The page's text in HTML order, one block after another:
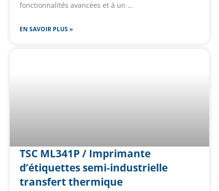
fonctionnalités avancées et à un …
EN SAVOIR PLUS »
TSC ML341P / Imprimante
d’étiquettes semi-industrielle
transfert thermique